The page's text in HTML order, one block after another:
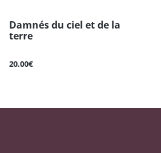
Damnés du ciel et de la
terre
20.00€